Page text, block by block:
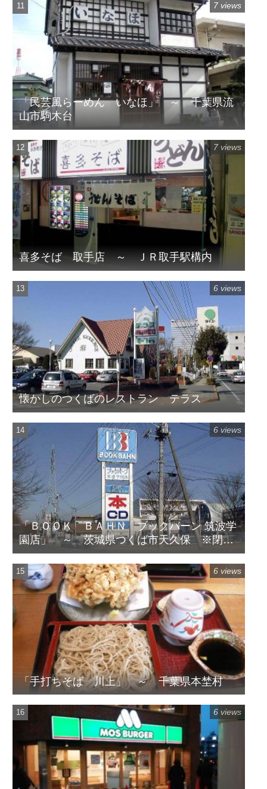
「民芸風らーめん いなほ」 ～ 千葉県流
山市駒木台
7 views
喜多そば 取手店 ～ ＪＲ取手駅構内
7 views
懐かしのつくばのレストラン テラス
6 views
「ＢＯＯＫ ＢＡＨＮ ブックバーン 筑波学
園店」 ～ 茨城県つくば市天久保 ※閉店
してます
6 views
「手打ちそば 川上」 ～ 千葉県本埜村
6 views
6 views